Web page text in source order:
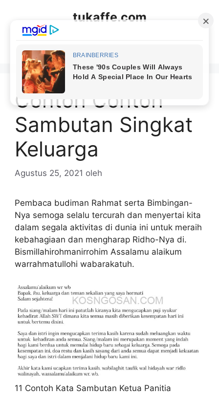
tukaffe.com
Contoh Contoh
Sambutan Singkat
Keluarga
Agustus 25, 2021 oleh
Pembaca budiman Rahmat serta Bimbingan-
Nya semoga selalu tercurah dan menyertai kita
dalam segala aktivitas di dunia ini untuk meraih
kebahagiaan dan mengharap Ridho-Nya di.
Bismillahirohmanirrohim Assalamu alaikum
warrahmatullohi wabarakatuh.
11 Contoh Kata Sambutan Ketua Panitia